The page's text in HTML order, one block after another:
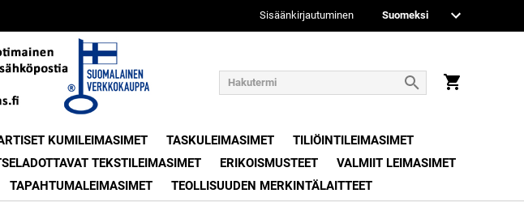
Sisäänkirjautuminen
KUMILEIMASIMET TASKULEIMASIMET
TILIÖINTILEIMASIMET
TEKSTILEIMASIMET ERIKOISMUSTEET
VALMIIT LEIMASIMET
TAPAHTUMALEIMASIMET TEOLLISUUDEN MERKINTÄLAITTEET